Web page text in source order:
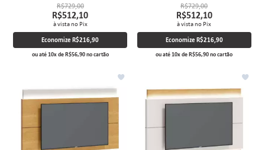
R$729,00
R$512,10
à vista no Pix
EconomizeR$216,90
ou até10xdeR$56,90no cartão
R$729,00
R$512,10
à vista no Pix
Economize R$216,90
ou até10xdeR$56,90no cartão